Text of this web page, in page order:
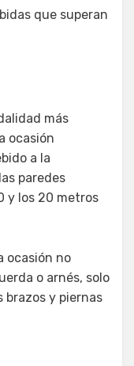
que superan
más
ocasión
a la
paredes
y los 20 metros
ocasión no
o arnés, solo
brazos y piernas